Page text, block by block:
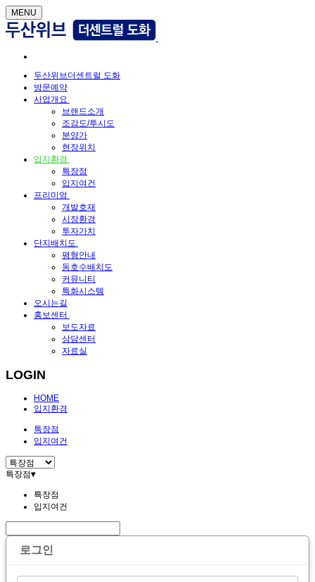
MENU
두산위브더센트럴 도화
방문예약
사업개요
브랜드소개
조감도/투시도
분양가
현장위치
입지환경
특장점
입지여건
프리미엄
개발호재
시장환경
투자가치
단지배치도
평형안내
동호수배치도
커뮤니티
특화시스템
오시는길
홍보센터
보도자료
상담센터
자료실
LOGIN
HOME
입지환경
특장점
입지여건
특장점▾
특장점
입지여건
로그인